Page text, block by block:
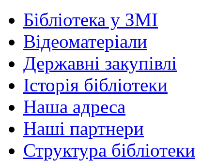
Бібліотека у ЗМІ
Відеоматеріали
Державні закупівлі
Історія бібліотеки
Наша адреса
Наші партнери
Структура бібліотеки